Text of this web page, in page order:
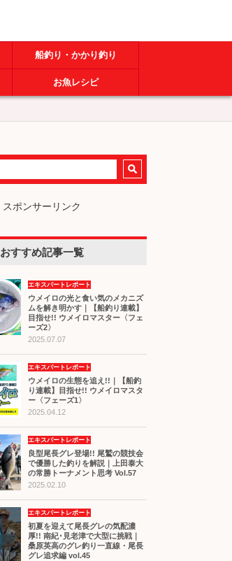
船釣り・かかり釣り
お魚レシピ
スポンサーリンク
おすすめ記事一覧
エキスパートレポート
ウメイロの光と食い気のメカニズ
ムを解き明かす｜【船釣り連載】
目指せ!! ウメイロマスター〈フェ
ーズ2〉
2025.07.07
エキスパートレポート
ウメイロの生態を追え!!｜【船釣
り連載】目指せ!! ウメイロマスタ
ー〈フェーズ1〉
2025.04.12
エキスパートレポート
良型尾長グレ登場!! 尾鷲の競技会
で優勝した釣りを解説｜上田泰大
の常勝トーナメント思考 Vol.57
2025.02.10
エキスパートレポート
初夏を迎えて尾長グレの気配濃
厚!! 南紀･見老津で大型に挑戦｜
桑原英高のグレ釣り一直線・尾長
グレ追求編 vol.45